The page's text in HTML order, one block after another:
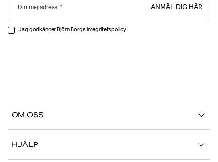
Din mejladress: ANMÄL DIG HÄR
Jag godkänner Björn Borgsintegritetspolicy
OM OSS
HJÄLP